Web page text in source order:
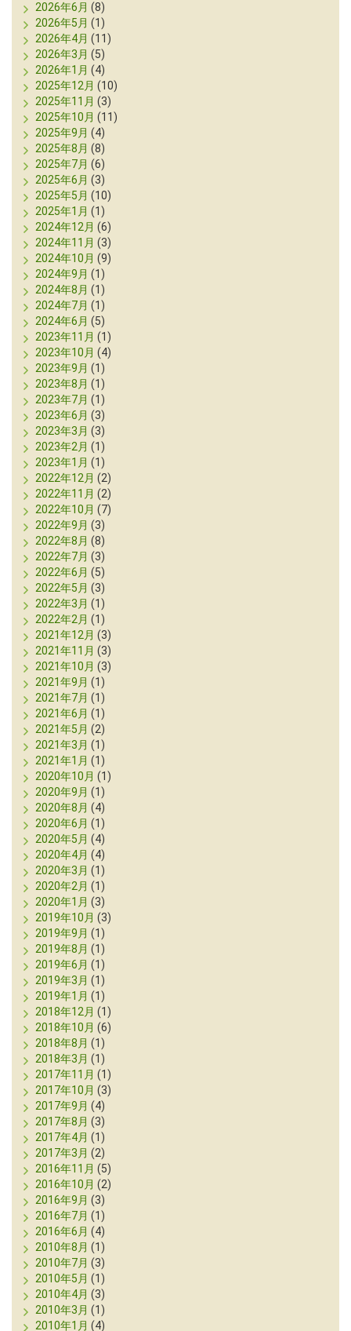
2026年6月 (8)
2026年5月 (1)
2026年4月 (11)
2026年3月 (5)
2026年1月 (4)
2025年12月 (10)
2025年11月 (3)
2025年10月 (11)
2025年9月 (4)
2025年8月 (8)
2025年7月 (6)
2025年6月 (3)
2025年5月 (10)
2025年1月 (1)
2024年12月 (6)
2024年11月 (3)
2024年10月 (9)
2024年9月 (1)
2024年8月 (1)
2024年7月 (1)
2024年6月 (5)
2023年11月 (1)
2023年10月 (4)
2023年9月 (1)
2023年8月 (1)
2023年7月 (1)
2023年6月 (3)
2023年3月 (3)
2023年2月 (1)
2023年1月 (1)
2022年12月 (2)
2022年11月 (2)
2022年10月 (7)
2022年9月 (3)
2022年8月 (8)
2022年7月 (3)
2022年6月 (5)
2022年5月 (3)
2022年3月 (1)
2022年2月 (1)
2021年12月 (3)
2021年11月 (3)
2021年10月 (3)
2021年9月 (1)
2021年7月 (1)
2021年6月 (1)
2021年5月 (2)
2021年3月 (1)
2021年1月 (1)
2020年10月 (1)
2020年9月 (1)
2020年8月 (4)
2020年6月 (1)
2020年5月 (4)
2020年4月 (4)
2020年3月 (1)
2020年2月 (1)
2020年1月 (3)
2019年10月 (3)
2019年9月 (1)
2019年8月 (1)
2019年6月 (1)
2019年3月 (1)
2019年1月 (1)
2018年12月 (1)
2018年10月 (6)
2018年8月 (1)
2018年3月 (1)
2017年11月 (1)
2017年10月 (3)
2017年9月 (4)
2017年8月 (3)
2017年4月 (1)
2017年3月 (2)
2016年11月 (5)
2016年10月 (2)
2016年9月 (3)
2016年7月 (1)
2016年6月 (4)
2010年8月 (1)
2010年7月 (3)
2010年5月 (1)
2010年4月 (3)
2010年3月 (1)
2010年1月 (4)